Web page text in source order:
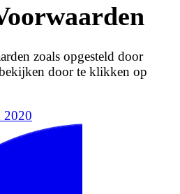
zoals opgesteld door
door te klikken op
2020